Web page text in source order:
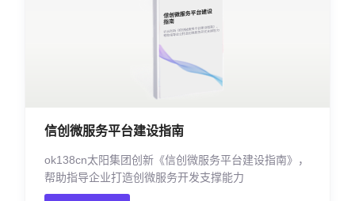
信创微服务平台建设指南
ok138cn太阳集团创新《信创微服务平台建设指南》，
帮助指导企业打造创微服务开发支撑能力